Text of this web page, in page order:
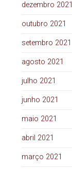
dezembro 2021
outubro 2021
setembro 2021
agosto 2021
julho 2021
junho 2021
maio 2021
abril 2021
março 2021